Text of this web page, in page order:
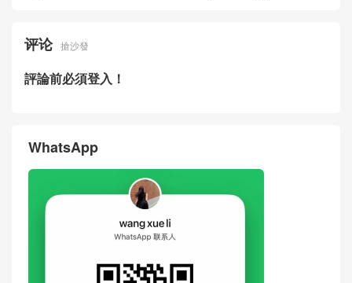
评论 搶沙發
評論前必須登入！
WhatsApp